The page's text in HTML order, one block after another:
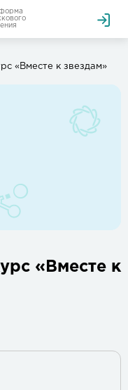
«Вместе к звездам»
«Вместе к